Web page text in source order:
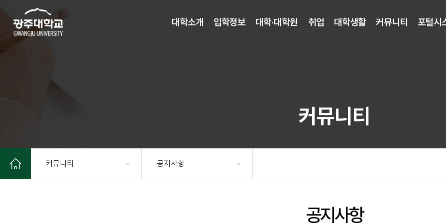
대학소개 입학정보 대학·대학원 취업 대학생활 커뮤니티 포털시
커뮤니티
커뮤니티 공지사항
공지사항